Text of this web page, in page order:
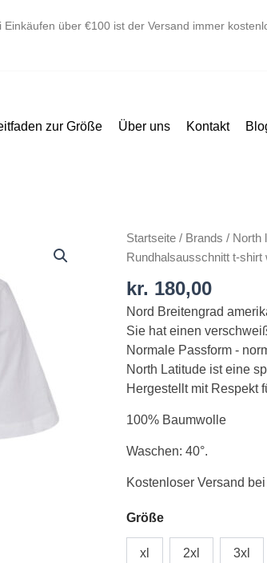
Einkäufen über €100 ist der Versand immer
zur Größe Über uns Kontakt
Startseite / Brands / North
Rundhalsausschnitt t-shirt
kr. 180,00
Nord Breitengrad
Sie hat einen
Normale Passform -
North Latitude ist eine
Hergestellt mit Respekt
100% Baumwolle
Waschen: 40°.
Kostenloser Versand
Größe
xl 2xl 3xl
North
latitude
rund
hals
t-
shirt
hvid
Menge